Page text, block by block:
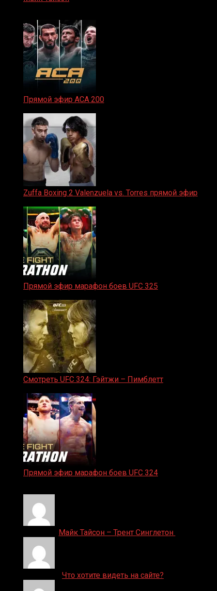
Прямой эфир ACA 200
Zuffa Boxing 2 Valenzuela vs. Torres прямой эфир
Прямой эфир марафон боев UFC 325
Смотреть UFC 324: Гэйтжи – Пимблетт
Прямой эфир марафон боев UFC 324
Майк Тайсон – Трент Синглетон
Что хотите видеть на сайте?